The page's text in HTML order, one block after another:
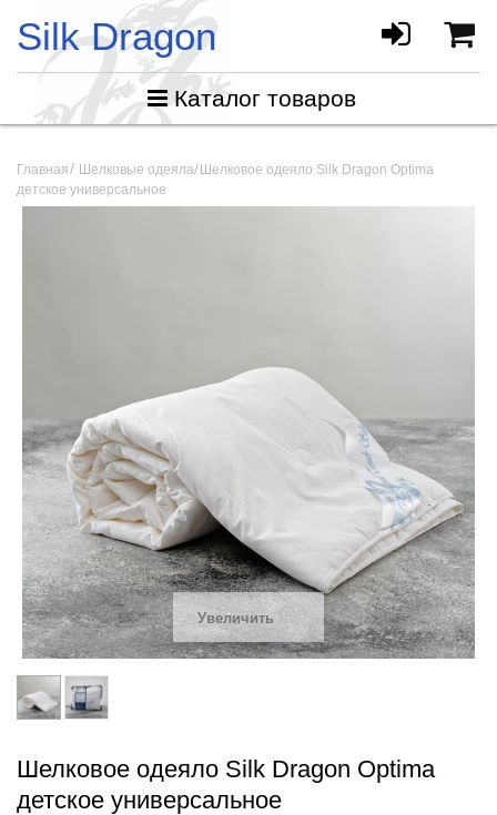
Silk Dragon
Каталог товаров
Главная Шелковые одеяла Шелковое одеяло Silk Dragon Optima
детское универсальное
Увеличить
Шелковое одеяло Silk Dragon Optima
детское универсальное